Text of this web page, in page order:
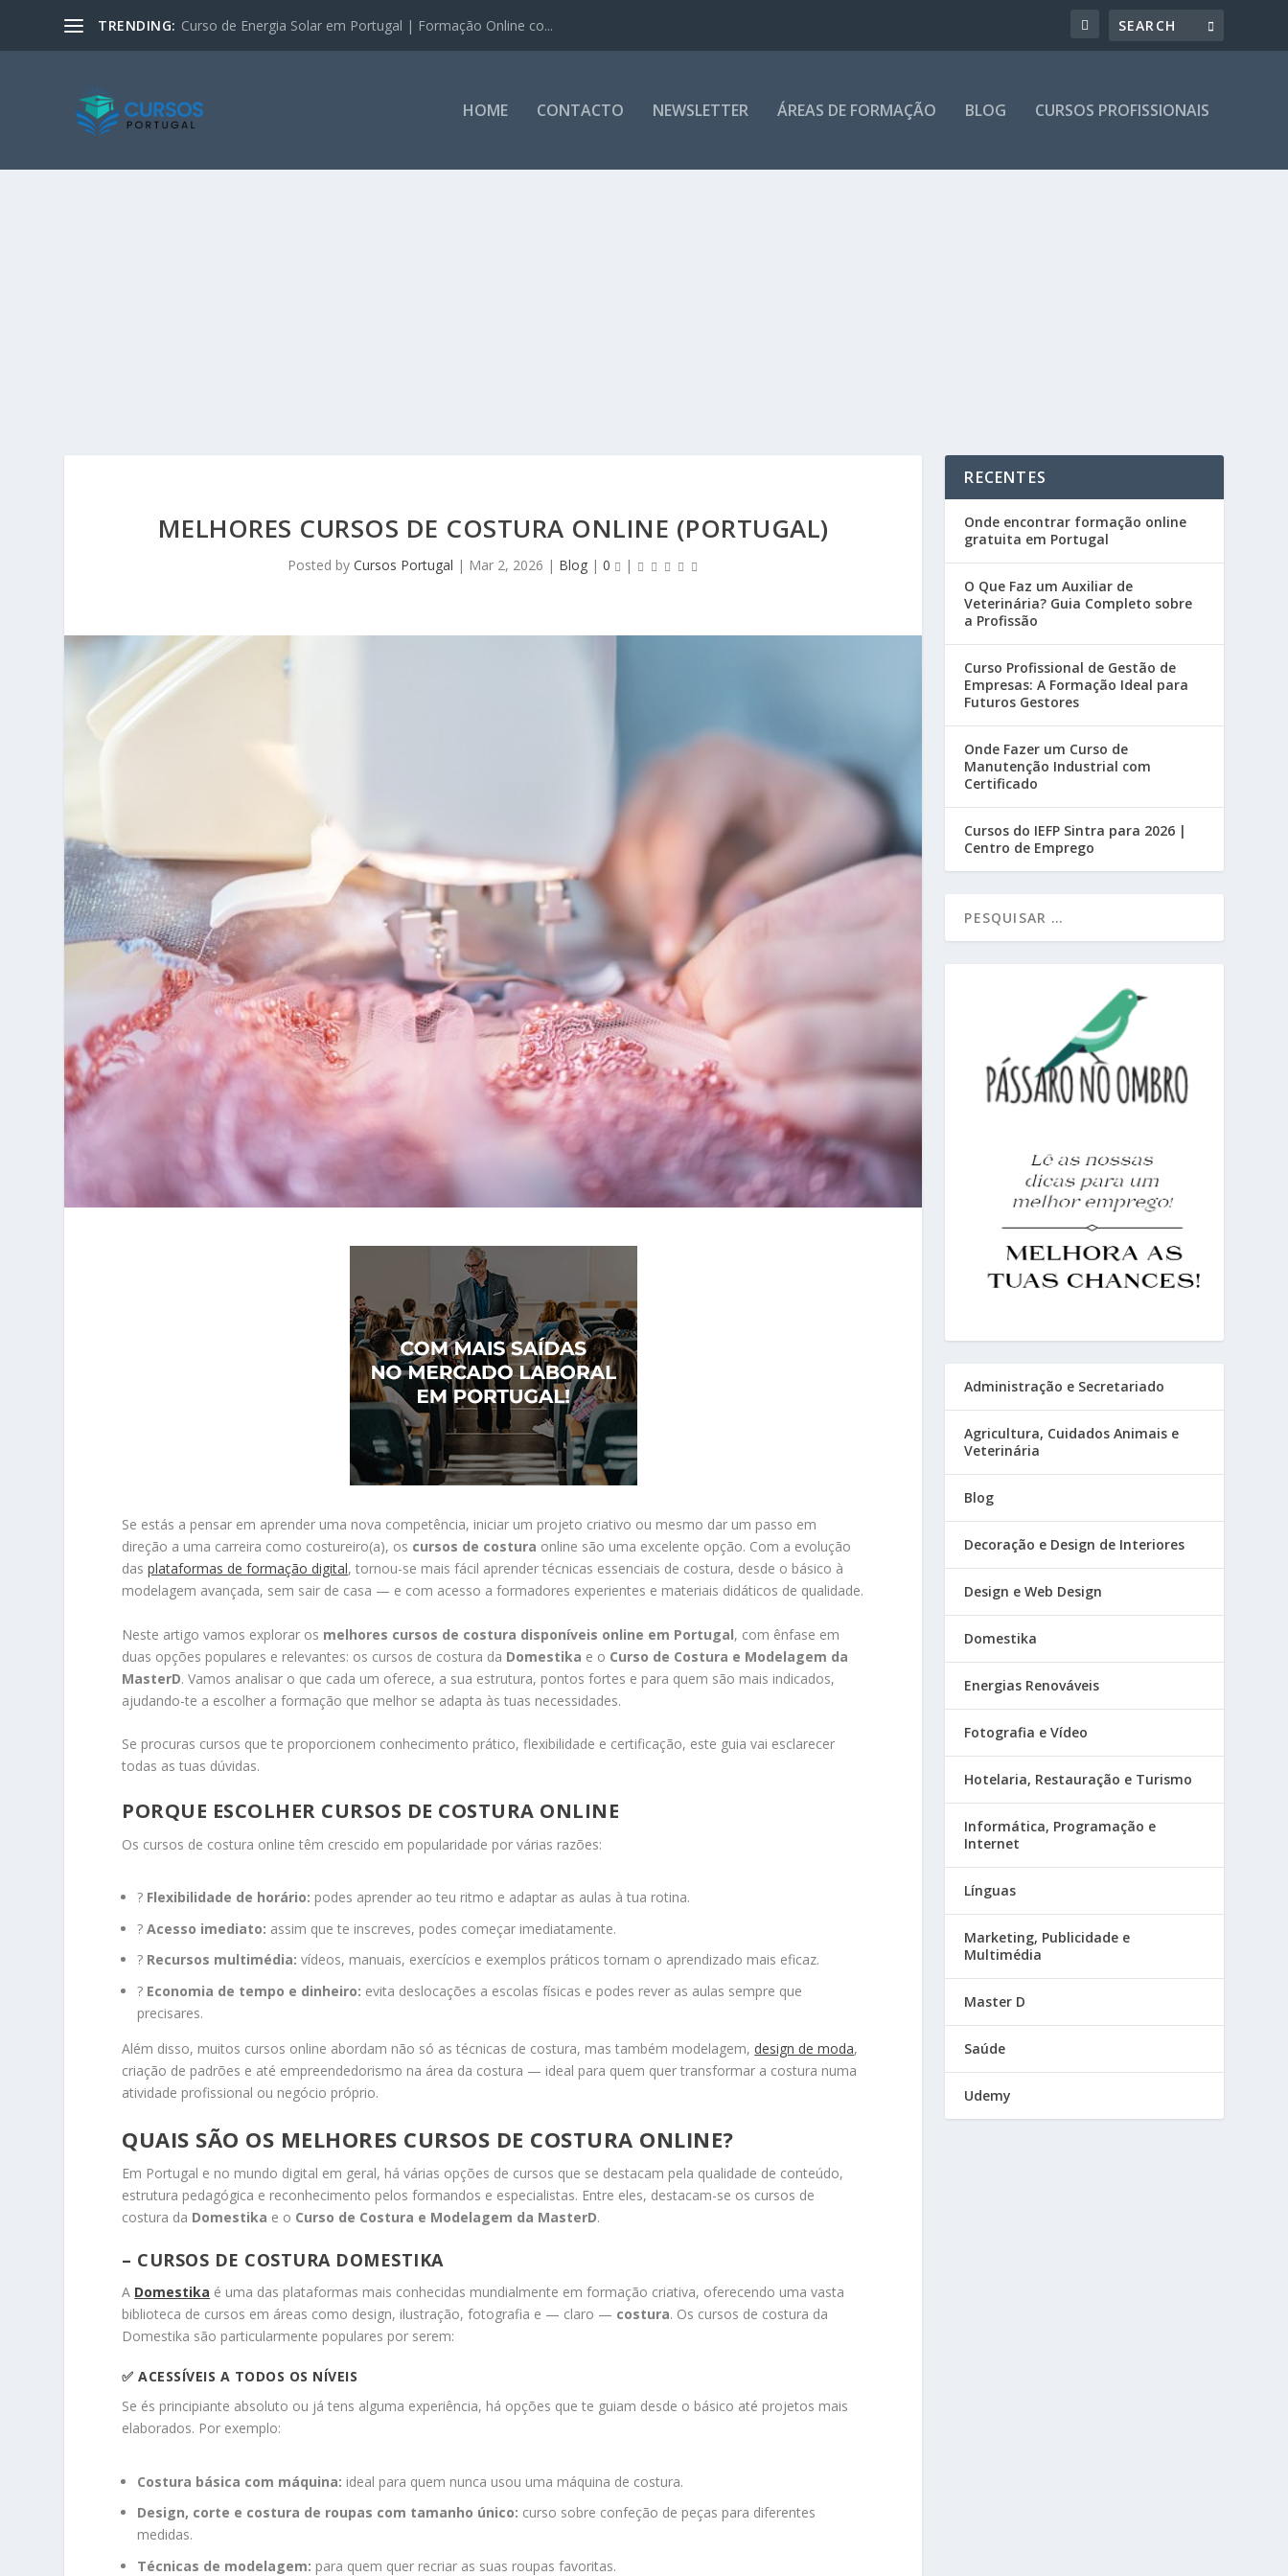
TRENDING: Curso de Energia Solar em Portugal | Formação Online co...
HOME CONTACTO NEWSLETTER ÁREAS DE FORMAÇÃO BLOG CURSOS PROFISSIONAIS
MELHORES CURSOS DE COSTURA ONLINE (PORTUGAL)
Posted by Cursos Portugal | Mar 2, 2026 | Blog| 0 |
Se estás a pensar em aprender uma nova competência, iniciar um projeto criativo ou mesmo dar um passo em
direção a uma carreira como costureiro(a), os cursos de costura online são uma excelente opção. Com a evolução
dasplataformas de formação digital, tornou-se mais fácil aprender técnicas essenciais de costura, desde o básico à
modelagem avançada, sem sair de casa — e com acesso a formadores experientes e materiais didáticos de qualidade.
Neste artigo vamos explorar os melhores cursos de costura disponíveis online em Portugal, com ênfase em
duas opções populares e relevantes: os cursos de costura da Domestika e o Curso de Costura e Modelagem da
MasterD. Vamos analisar o que cada um oferece, a sua estrutura, pontos fortes e para quem são mais indicados,
ajudando-te a escolher a formação que melhor se adapta às tuas necessidades.
Se procuras cursos que te proporcionem conhecimento prático, flexibilidade e certificação, este guia vai esclarecer
todas as tuas dúvidas.
PORQUE ESCOLHER CURSOS DE COSTURA ONLINE
Os cursos de costura online têm crescido em popularidade por várias razões:
? Flexibilidade de horário: podes aprender ao teu ritmo e adaptar as aulas à tua rotina.
?Acesso imediato: assim que te inscreves, podes começar imediatamente.
? Recursos multimédia: vídeos, manuais, exercícios e exemplos práticos tornam o aprendizado mais eficaz.
? Economia de tempo e dinheiro: evita deslocações a escolas físicas e podes rever as aulas sempre que
precisares.
Além disso, muitos cursos online abordam não só as técnicas de costura, mas também modelagem, design de moda,
criação de padrões e até empreendedorismo na área da costura — ideal para quem quer transformar a costura numa
atividade profissional ou negócio próprio.
QUAIS SÃO OS MELHORES CURSOS DE COSTURA ONLINE?
Em Portugal e no mundo digital em geral, há várias opções de cursos que se destacam pela qualidade de conteúdo,
estrutura pedagógica e reconhecimento pelos formandos e especialistas. Entre eles, destacam-se os cursos de
costura da Domestika e o Curso de Costura e Modelagem da MasterD.
– CURSOS DE COSTURA DOMESTIKA
A Domestika é uma das plataformas mais conhecidas mundialmente em formação criativa, oferecendo uma vasta
biblioteca de cursos em áreas como design, ilustração, fotografia e — claro — costura. Os cursos de costura da
Domestika são particularmente populares por serem:
✅ACESSÍVEIS A TODOS OS NÍVEIS
Se és principiante absoluto ou já tens alguma experiência, há opções que te guiam desde o básico até projetos mais
elaborados. Por exemplo:
Costura básica com máquina: ideal para quem nunca usou uma máquina de costura.
Design, corte e costura de roupas com tamanho único: curso sobre confeção de peças para diferentes
medidas.
Técnicas de modelagem: para quem quer recriar as suas roupas favoritas.
RECENTES
Onde encontrar formação online
gratuita em Portugal
O Que Faz um Auxiliar de
Veterinária? Guia Completo sobre
a Profissão
Curso Profissional de Gestão de
Empresas: A Formação Ideal para
Futuros Gestores
Onde Fazer um Curso de
Manutenção Industrial com
Certificado
Cursos do IEFP Sintra para 2026 |
Centro de Emprego
Administração e Secretariado
Agricultura, Cuidados Animais e
Veterinária
Blog
Decoração e Design de Interiores
Design e Web Design
Domestika
Energias Renováveis
Fotografia e Vídeo
Hotelaria, Restauração e Turismo
Informática, Programação e
Internet
Línguas
Marketing, Publicidade e
Multimédia
Master D
Saúde
Udemy